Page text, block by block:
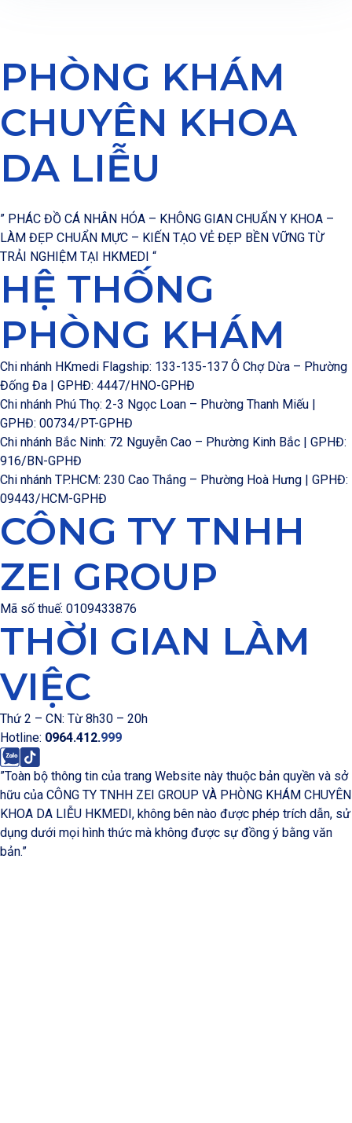
PHÒNG KHÁM
CHUYÊN KHOA
DA LIỄU
” PHÁC ĐỒ CÁ NHÂN HÓA – KHÔNG GIAN CHUẨN Y KHOA –
LÀM ĐẸP CHUẨN MỰC – KIẾN TẠO VẺ ĐẸP BỀN VỮNG TỪ
TRẢI NGHIỆM TẠI HKMEDI “
HỆ THỐNG
PHÒNG KHÁM
Chi nhánh HKmedi Flagship: 133-135-137 Ô Chợ Dừa – Phường
Đống Đa | GPHĐ: 4447/HNO-GPHĐ
Chi nhánh Phú Thọ: 2-3 Ngọc Loan – Phường Thanh Miếu |
GPHĐ: 00734/PT-GPHĐ
Chi nhánh Bắc Ninh: 72 Nguyễn Cao – Phường Kinh Bắc | GPHĐ:
916/BN-GPHĐ
Chi nhánh TP.HCM: 230 Cao Thắng – Phường Hoà Hưng | GPHĐ:
09443/HCM-GPHĐ
CÔNG TY TNHH
ZEI GROUP
Mã số thuế: 0109433876
THỜI GIAN LÀM
VIỆC
Thứ 2 – CN: Từ 8h30 – 20h
Hotline: 0964.412.999
”Toàn bộ thông tin của trang Website này thuộc bản quyền và sở
hữu của CÔNG TY TNHH ZEI GROUP VÀ PHÒNG KHÁM CHUYÊN
KHOA DA LIỄU HKMEDI, không bên nào được phép trích dẫn, sử
dụng dưới mọi hình thức mà không được sự đồng ý bằng văn
bản.”